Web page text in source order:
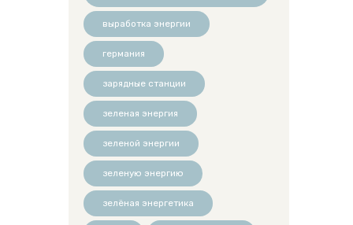
выработка энергии
германия
зарядные станции
зеленая энергия
зеленой энергии
зеленую энергию
зелёная энергетика